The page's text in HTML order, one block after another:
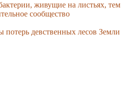
живущие на листьях, тем
сообщество
потерь девственных лесов Земли